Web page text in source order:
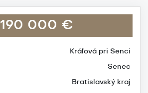
190 000 €
Kráľová pri Senci
Senec
Bratislavský kraj